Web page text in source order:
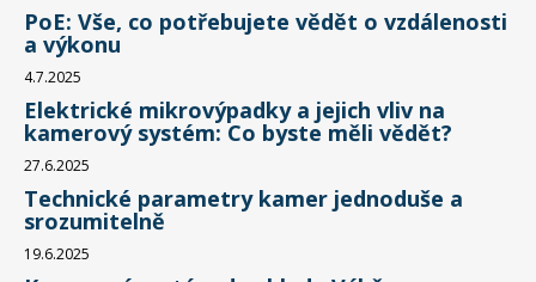
PoE: Vše, co potřebujete vědět o vzdálenosti
a výkonu
4.7.2025
Elektrické mikrovýpadky a jejich vliv na
kamerový systém: Co byste měli vědět?
27.6.2025
Technické parametry kamer jednoduše a
srozumitelně
19.6.2025